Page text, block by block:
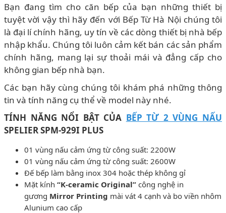
Bạn đang tìm cho căn bếp của bạn những thiết bị
tuyệt vời vậy thì hãy đến với Bếp Từ Hà Nội chúng tôi
là đại lí chính hãng, uy tín về các dòng thiết bị nhà bếp
nhập khẩu. Chúng tôi luôn cảm kết bán các sản phẩm
chính hãng, mang lại sự thoải mái và đẳng cấp cho
không gian bếp nhà bạn.
Các bạn hãy cùng chúng tôi khám phá những thông
tin và tính năng cụ thể về model này nhé.
TÍNH NĂNG NỔI BẬT CỦA BẾP TỪ 2 VÙNG NẤU
SPELIER SPM-929I PLUS
01 vùng nấu cảm ứng từ công suất: 2200W
01 vùng nấu cảm ứng từ công suất: 2600W
Đế bếp làm bằng inox 304 hoặc thép không gỉ
Mặt kính “K-ceramic Original” công nghệ in
gương Mirror Printing mài vát 4 cạnh và bo viền nhôm
Alunium cao cấp